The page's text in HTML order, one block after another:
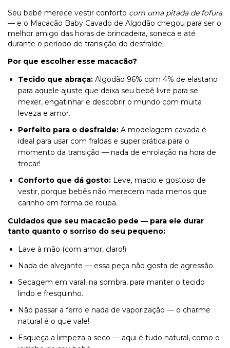
Seu bebê merece vestir conforto com uma pitada de fofura
— e o Macacão Baby Cavado de Algodão chegou para ser o
melhor amigo das horas de brincadeira, soneca e até
durante o período de transição do desfralde!
Por que escolher esse macacão?
Tecido que abraça: Algodão 96% com 4% de elastano
para aquele ajuste que deixa seu bebê livre para se
mexer, engatinhar e descobrir o mundo com muita
leveza e amor.
Perfeito para o desfralde: A modelagem cavada é
ideal para usar com fraldas e super prática para o
momento da transição — nada de enrolação na hora de
trocar!
Conforto que dá gosto: Leve, macio e gostoso de
vestir, porque bebês não merecem nada menos que
carinho em forma de roupa.
Cuidados que seu macacão pede — para ele durar
tanto quanto o sorriso do seu pequeno:
Lave à mão (com amor, claro!)
Nada de alvejante — essa peça não gosta de agressão.
Secagem em varal, na sombra, para manter o tecido
lindo e fresquinho.
Não passar a ferro e nada de vaporização — o charme
natural é o que vale!
Esqueça a limpeza a seco — aqui é tudo natural, como o